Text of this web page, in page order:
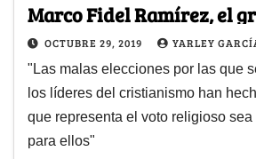
Marco Fidel Ramírez, el
OCTUBRE 29, 2019 YARLEY
"Las malas elecciones por las que
los líderes del cristianismo han
que representa el voto religioso
para ellos"